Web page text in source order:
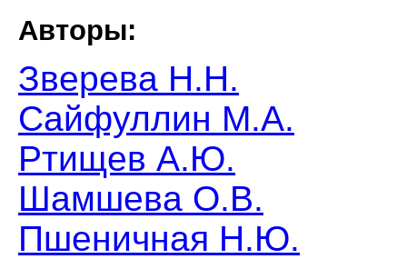
Авторы:
Зверева Н.Н.
Сайфуллин М.А.
Ртищев А.Ю.
Шамшева О.В.
Пшеничная Н.Ю.